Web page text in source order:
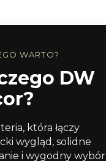
WARTO?
DW
która łączy
wygląd, solidne
i wygodny wybór